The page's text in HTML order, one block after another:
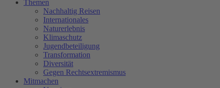
Themen
Nachhaltig Reisen
Internationales
Naturerlebnis
Klimaschutz
Jugendbeteiligung
Transformation
Diversität
Gegen Rechtsextremismus
Mitmachen